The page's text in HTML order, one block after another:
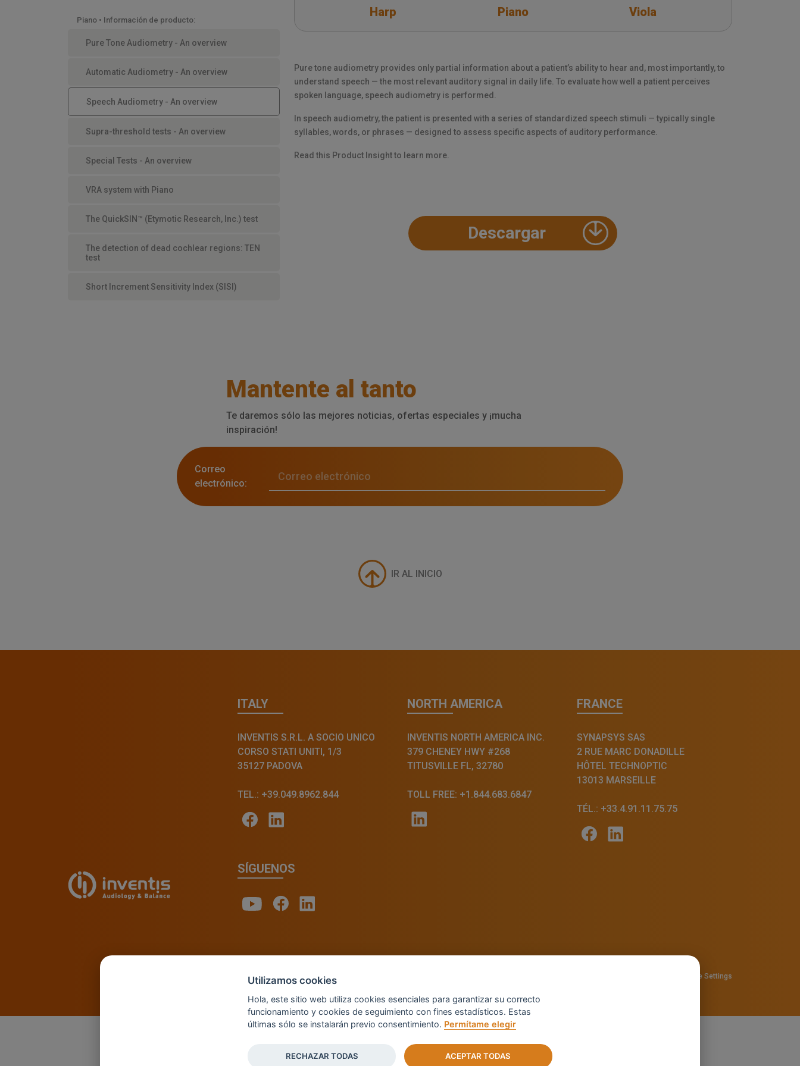
Harp Piano Viola
Pure tone audiometry provides only partial information about a patient’s ability to hear and, most importantly, to
understand speech — the most relevant auditory signal in daily life. To evaluate how well a patient perceives
spoken language, speech audiometry is performed.
In speech audiometry, the patient is presented with a series of standardized speech stimuli — typically single
syllables, words, or phrases — designed to assess specific aspects of auditory performance.
Read this Product Insight to learn more.
Descargar
Piano • Información de producto:
Pure Tone Audiometry - An overview
Automatic Audiometry - An overview
Speech Audiometry - An overview
Supra-threshold tests - An overview
Special Tests - An overview
VRA system with Piano
The QuickSIN™ (Etymotic Research, Inc.) test
The detection of dead cochlear regions: TEN
test
Short Increment Sensitivity Index (SISI)
Mantente al tanto
Te daremos sólo las mejores noticias, ofertas especiales y ¡mucha
inspiración!
Correo
electrónico:
IR AL INICIO
ITALY
INVENTIS S.R.L. A SOCIO UNICO
CORSO STATI UNITI, 1/3
35127 PADOVA
TEL.: +39.049.8962.844
NORTH AMERICA
INVENTIS NORTH AMERICA INC.
379 CHENEY HWY #268
TITUSVILLE FL, 32780
TOLL FREE: +1.844.683.6847
FRANCE
SYNAPSYS SAS
2 RUE MARC DONADILLE
HÔTEL TECHNOPTIC
13013 MARSEILLE
TÉL.: +33.4.91.11.75.75
SÍGUENOS
Cookie Settings
Utilizamos cookies
Hola, este sitio web utiliza cookies esenciales para garantizar su correcto
funcionamiento y cookies de seguimiento con fines estadísticos. Estas
últimas sólo se instalarán previo consentimiento. Permítame elegir
RECHAZAR TODAS ACEPTAR TODAS